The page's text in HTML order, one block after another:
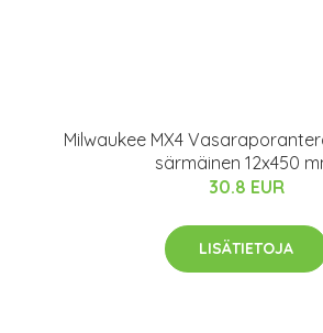
Milwaukee MX4
särmäinen 12x450
30.8 EUR
LISÄTIETOJA